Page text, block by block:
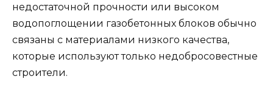
недостаточной прочности или высоком
водопоглощении газобетонных блоков обычно
связаны с материалами низкого качества,
которые используют только недобросовестные
строители.